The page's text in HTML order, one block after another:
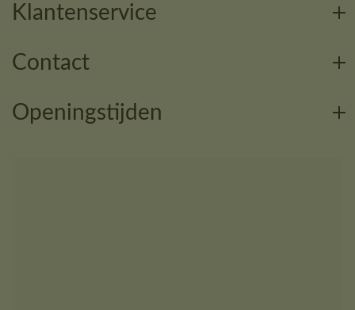
Klantenservice
Contact
Openingstijden